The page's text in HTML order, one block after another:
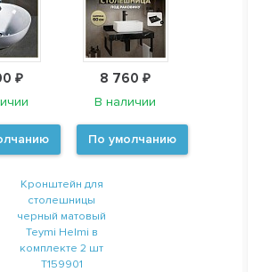
₽ 8 760 ₽
В наличии
По умолчанию
Кронштейн для
столешницы
черный матовый
Teymi Helmi в
комплекте 2 шт
T159901